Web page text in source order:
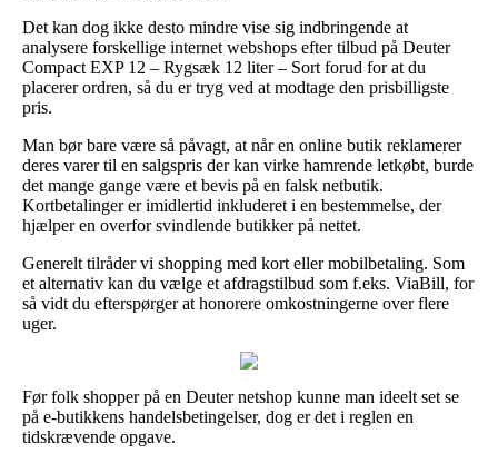
Det kan dog ikke desto mindre vise sig indbringende at
analysere forskellige internet webshops efter tilbud på Deuter
Compact EXP 12 – Rygsæk 12 liter – Sort forud for at du
placerer ordren, så du er tryg ved at modtage den prisbilligste
pris.
Man bør bare være så påvagt, at når en online butik reklamerer
deres varer til en salgspris der kan virke hamrende letkøbt, burde
det mange gange være et bevis på en falsk netbutik.
Kortbetalinger er imidlertid inkluderet i en bestemmelse, der
hjælper en overfor svindlende butikker på nettet.
Generelt tilråder vi shopping med kort eller mobilbetaling. Som
et alternativ kan du vælge et afdragstilbud som f.eks. ViaBill, for
så vidt du efterspørger at honorere omkostningerne over flere
uger.
Før folk shopper på en Deuter netshop kunne man ideelt set se
på e-butikkens handelsbetingelser, dog er det i reglen en
tidskrævende opgave.